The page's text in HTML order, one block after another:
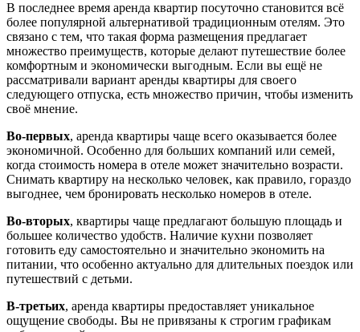
В последнее время аренда квартир посуточно становится всё
более популярной альтернативой традиционным отелям. Это
связано с тем, что такая форма размещения предлагает
множество преимуществ, которые делают путешествие более
комфортным и экономически выгодным. Если вы ещё не
рассматривали вариант аренды квартиры для своего
следующего отпуска, есть множество причин, чтобы изменить
своё мнение.
Во-первых, аренда квартиры чаще всего оказывается более
экономичной. Особенно для больших компаний или семей,
когда стоимость номера в отеле может значительно возрасти.
Снимать квартиру на несколько человек, как правило, гораздо
выгоднее, чем бронировать несколько номеров в отеле.
Во-вторых, квартиры чаще предлагают большую площадь и
большее количество удобств. Наличие кухни позволяет
готовить еду самостоятельно и значительно экономить на
питании, что особенно актуально для длительных поездок или
путешествий с детьми.
В-третьих, аренда квартиры предоставляет уникальное
ощущение свободы. Вы не привязаны к строгим графикам